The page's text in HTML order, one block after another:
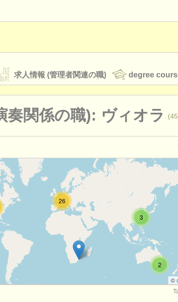
求人情報 (管理者関連の職) degree
クラシック音楽ニュース
ログイン
奏関係の職): ヴィオラ
): ヴィオラ
(2)
ラ (11)
viola
2
3
26
©